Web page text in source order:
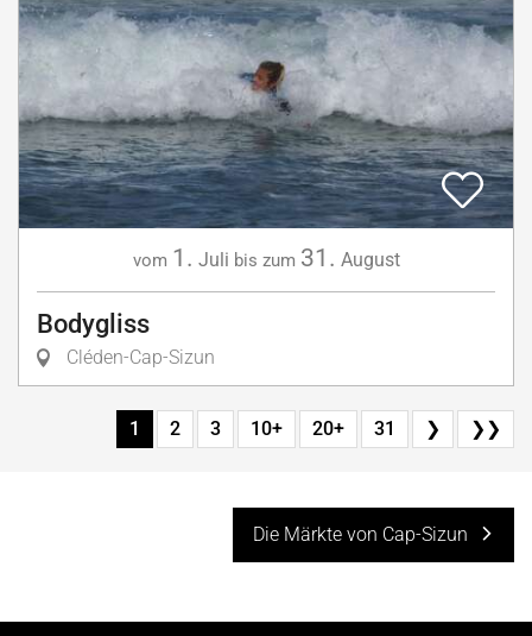
vom 1. Juli bis zum 31. August
Bodygliss
Cléden-Cap-Sizun
1 2 3 10+ 20+ 31 ❯ ❯❯
Die Märkte von Cap-Sizun